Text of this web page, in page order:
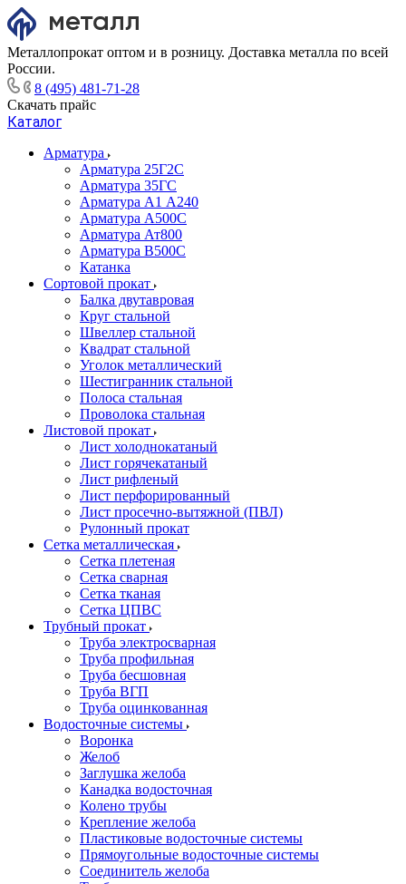
Металлопрокат оптом и в розницу. Доставка металла по всей
России.
8 (495) 481-71-28
Скачать прайс
Каталог
Арматура
Арматура 25Г2С
Арматура 35ГС
Арматура А1 А240
Арматура А500С
Арматура Ат800
Арматура В500С
Катанка
Сортовой прокат
Балка двутавровая
Круг стальной
Швеллер стальной
Квадрат стальной
Уголок металлический
Шестигранник стальной
Полоса стальная
Проволока стальная
Листовой прокат
Лист холоднокатаный
Лист горячекатаный
Лист рифленый
Лист перфорированный
Лист просечно-вытяжной (ПВЛ)
Рулонный прокат
Сетка металлическая
Сетка плетеная
Сетка сварная
Сетка тканая
Сетка ЦПВС
Трубный прокат
Труба электросварная
Труба профильная
Труба бесшовная
Труба ВГП
Труба оцинкованная
Водосточные системы
Воронка
Желоб
Заглушка желоба
Канадка водосточная
Колено трубы
Крепление желоба
Пластиковые водосточные системы
Прямоугольные водосточные системы
Соединитель желоба